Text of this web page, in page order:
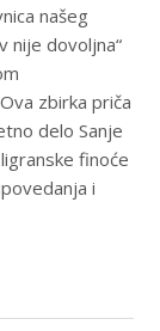
našeg
nije dovoljna“
zbirka priča
delo Sanje
finoće
i